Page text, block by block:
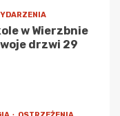
w Wierzbnie
drzwi 29